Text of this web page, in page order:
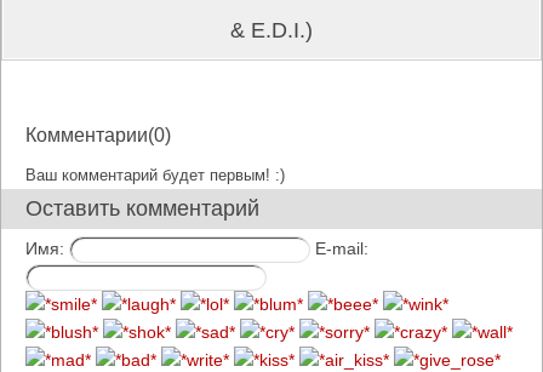
& E.D.I.)
Комментарии(0)
Ваш комментарий будет первым! :)
Оставить комментарий
Имя: E-mail: